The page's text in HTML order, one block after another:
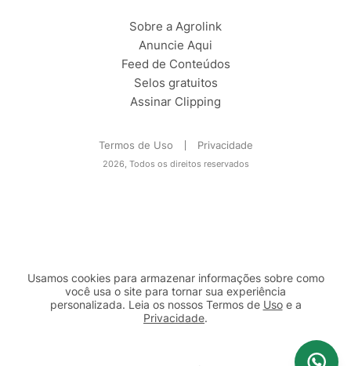
Sobre a Agrolink
Anuncie Aqui
Feed de Conteúdos
Selos gratuitos
Assinar Clipping
Termos de Uso Privacidade
2026, Todos os direitos reservados
Usamos cookies para armazenar informações sobre como
você usa o site para tornar sua experiência
personalizada. Leia os nossos Termos de Usoe a
Privacidade.